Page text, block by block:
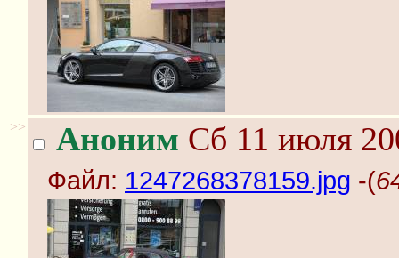
>> Аноним Сб 11 июля
Файл: 1247268378159.jpg -(